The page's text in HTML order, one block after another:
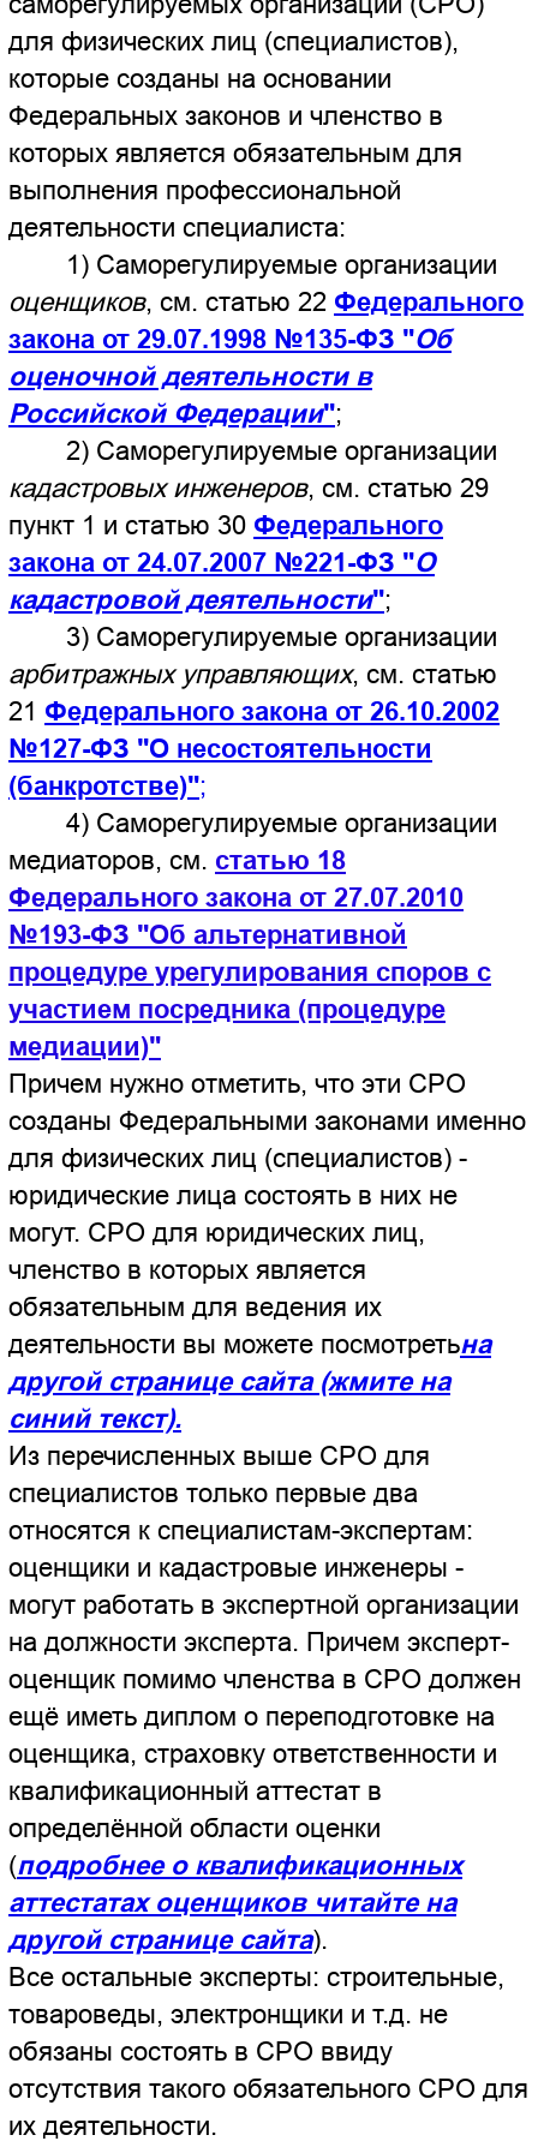
2) Саморегулируемые организации
кадастровых инженеров, см. статью 29
закона от 24.07.2007 №221-ФЗ " О
кадастровой деятельности";
3) Саморегулируемые организации
арбитражных управляющих
21Федерального закона от 26.10.2002
№127-ФЗ "О несостоятельности
(банкротстве)"
4) Саморегулируемые организации
медиаторов, см. статью 18
Федерального закона от 27.07.2010
№193-ФЗ "Об альтернативной
процедуре урегулирования споров с
участием посредника (процедуре
медиации)"
Причем нужно отметить, что эти СРО
созданы Федеральными законами именно
для физических лиц (специалистов) -
юридические лица состоять в них не
могут. СРО для юридических лиц,
членство в которых является
обязательным для ведения их
деятельности вы можете посмотретьна
другой странице сайта (жмите на
синий текст).
Из перечисленных выше СРО для
специалистов только первые два
относятся к специалистам-экспертам:
оценщики и кадастровые инженеры -
могут работать в экспертной организации
на должности эксперта. Причем эксперт-
оценщик помимо членства в СРО должен
ещё иметь диплом о переподготовке на
оценщика, страховку ответственности и
квалификационный аттестат в
(подробнее о квалификационных
аттестатах оценщиков читайте на
другой странице сайта).
Все остальные эксперты: строительные,
товароведы, электронщики и т.д. не
обязаны состоять в СРО ввиду
их деятельности.
В тоже время законодательство не
запрещает (а значит разрешает)
создавать СРО во всевозможных
областях предпринимательской
деятельности, например: СРО
производителей колбасы, СРО
собирателей меда или СРО
суперэкспертов. Такие СРО созданы
искусственно: не на основании
конкретного Федерального закона -
поэтому членство в них является сугубо
добровольным. Строительный эксперт
судебные экспертизы по своей
специальности ибез членства в таких
СРО.
Руководство Независимого Экспертного
Центра "КРДэксперт" следит за
поддержанием высокого качества
необходимости проводит их
дополнительное обучение.
Руководство Независимого Экспертного
Центра "КРДэксперт" придаёт
первостепенное значение
профессионализму экспертов: знаниям,
опыту экспертов и высокому качеству
выполняемых ими экспертиз, и считает
излишним настаивать на членстве
экспертов в СРО (если эксперт не
оценщик и не кадастровый инженер),
потому что такое требование будет
незаконным: "членство субъектов
профессиональной деятельности в